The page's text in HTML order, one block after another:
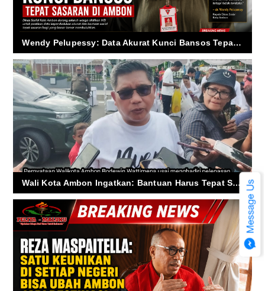
Wendy Pelupessy: Data Akurat Kunci Bansos Tepat Sasaran di Ambon
Wali Kota Ambon Ingatkan: Bantuan Harus Tepat Sasaran ke Warga Miskin